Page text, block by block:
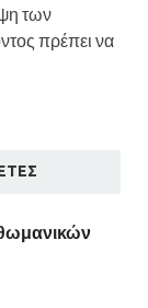
των
πρέπει να